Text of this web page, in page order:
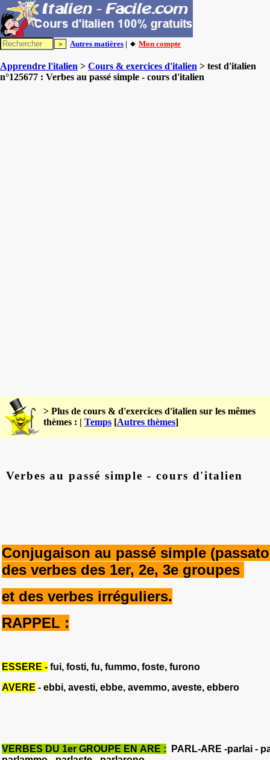
Autres matières | 🔸 Mon compte
Apprendre l'italien > Cours & exercices d'italien > test d'italien
n°125677 : Verbes au passé simple - cours d'italien
> Plus de cours & d'exercices d'italien sur les mêmes
thèmes : | Temps [Autres thèmes]
Verbes au passé simple - cours d'italien
Conjugaison au passé simple
des verbes des 1er, 2e, 3e groupes
et des verbes irréguliers.
RAPPEL :
ESSERE - fui, fosti, fu, fummo, foste, furono
AVERE - ebbi, avesti, ebbe, avemmo, aveste, ebbero
VERBES DU 1er GROUPE EN ARE :
PARL-ARE -parlai -